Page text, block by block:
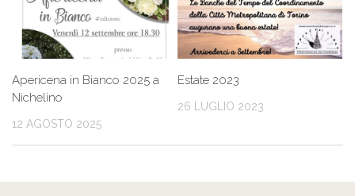
Apericena in Bianco 2025 a
Nichelino
12 AGOSTO 2025
Estate 2023
26 LUGLIO 2023